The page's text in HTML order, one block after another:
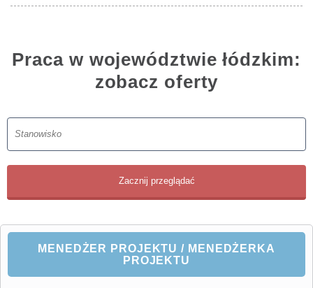
Praca w województwie łódzkim:
zobacz oferty
MENEDŻER PROJEKTU / MENEDŻERKA
PROJEKTU